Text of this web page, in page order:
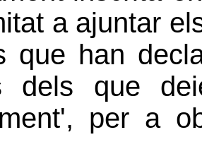
a ajuntar
que han
dels que
per a